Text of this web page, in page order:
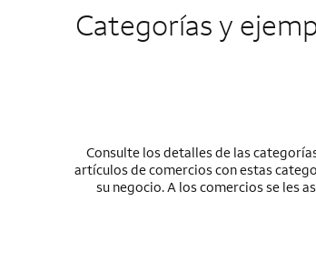
Categorías y
Consulte los detalles de las
artículos de comercios con estas
su negocio. A los comercios se les